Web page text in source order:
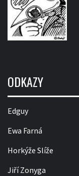
ODKAZY
Edguy
Ewa Farná
Horkýže Slíže
Jiří Zonyga